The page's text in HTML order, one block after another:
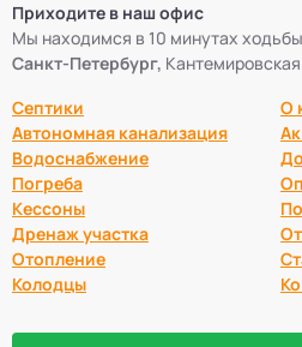
Приходите в наш офис
Мы находимся в 10 минутах
Санкт-Петербург,
Септики
Автономная канализация
Водоснабжение
Погреба
Кессоны
Дренаж участка
Отопление
Колодцы
О